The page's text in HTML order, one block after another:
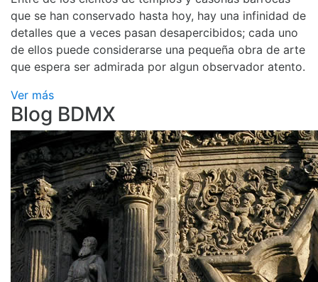
que se han conservado hasta hoy, hay una infinidad de
detalles que a veces pasan desapercibidos; cada uno
de ellos puede considerarse una pequeña obra de arte
que espera ser admirada por algun observador atento.
Ver más
Blog BDMX